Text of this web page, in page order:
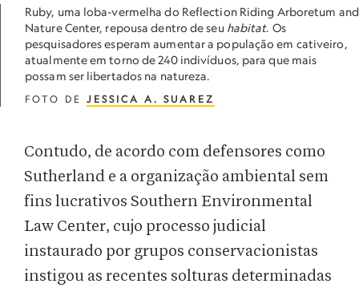
Ruby, uma loba-vermelha do Reflection Riding Arboretum and
Nature Center, repousa dentro de seu habitat. Os
pesquisadores esperam aumentar a população em cativeiro,
atualmente em torno de 240 indivíduos, para que mais
possam ser libertados na natureza.
FOTO DE JESSICA A. SUAREZ
Contudo, de acordo com defensores como
Sutherland e a organização ambiental sem
fins lucrativos Southern Environmental
Law Center, cujo processo judicial
instaurado por grupos conservacionistas
instigou as recentes solturas determinadas